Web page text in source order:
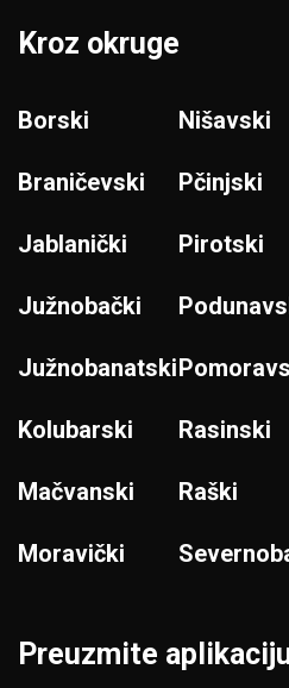
Kroz okruge
Borski
Braničevski
Jablanički
Južnobački
Južnobanatski
Kolubarski
Mačvanski
Moravički
Nišavski
Pčinjski
Pirotski
Rasinski
Raški
Preuzmite